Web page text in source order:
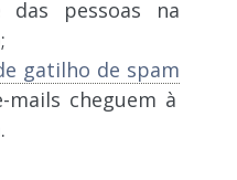
pessoas na
gatilho de spam
mails cheguem à